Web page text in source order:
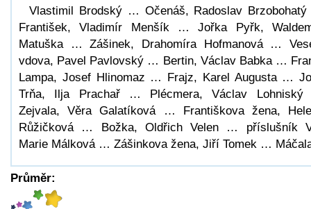
Vlastimil Brodský … Očenáš, Radoslav
František, Vladimír Menšík … Jořka Pyřk,
Matuška … Zášinek, Drahomíra Hofmanová …
vdova, Pavel Pavlovský … Bertin, Václav Babka …
Lampa, Josef Hlinomaz … Frajz, Karel Augusta …
Trňa, Ilja Prachař … Plécmera, Václav
Zejvala, Věra Galatíková … Františkova žena,
Růžičková … Božka, Oldřich Velen … příslušník
Marie Málková … Zášinkova žena, Jiří Tomek …
Průměr: